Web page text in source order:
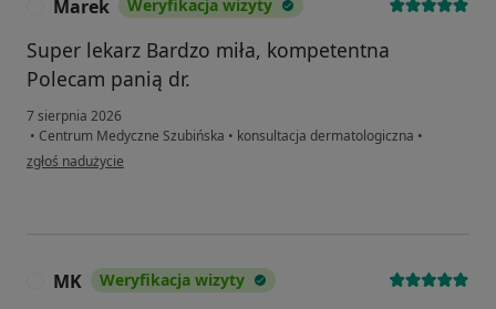
Marek Weryfikacja wizyty
Super lekarz Bardzo miła, kompetentna
Polecam panią dr.
7 sierpnia 2026
• Centrum Medyczne Szubińska • konsultacja dermatologiczna •
w opinii użytkownika Marek
zgłoś nadużycie
MK Weryfikacja wizyty